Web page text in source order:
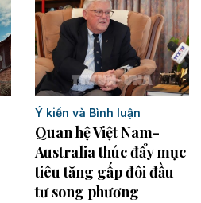
Ý kiến và Bình luận
Quan hệ Việt Nam-
Australia thúc đẩy mục
tiêu tăng gấp đôi đầu
tư song phương